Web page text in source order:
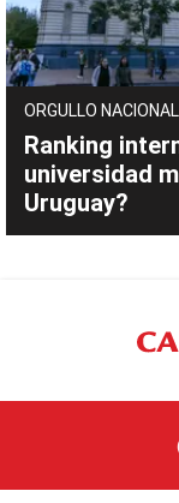
ORGULLO NACIONAL
Ranking
universidad
Uruguay?